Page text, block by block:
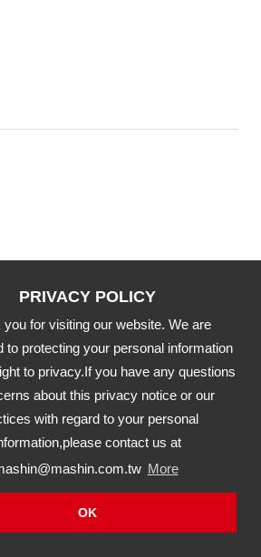
you for visiting our website. We are
to protecting your personal information
to privacy.If you have any questions
about this privacy notice or our
with regard to your personal
contact us at
More
OK
News
Product
APP